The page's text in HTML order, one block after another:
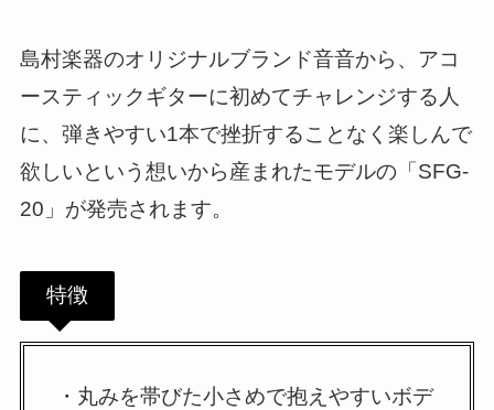
島村楽器のオリジナルブランド音音から、アコ
ースティックギターに初めてチャレンジする人
に、弾きやすい1本で挫折することなく楽しんで
欲しいという想いから産まれたモデルの「SFG-
20」が発売されます。
特徴
・丸みを帯びた小さめで抱えやすいボデ